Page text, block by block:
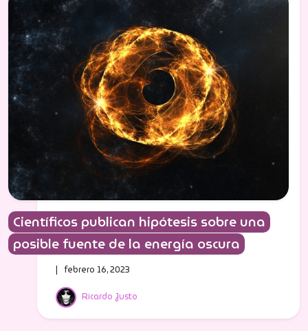
Científicos publican hipótesis sobre una
posible fuente de la energía oscura
Ricardo Justo
| febrero 16, 2023